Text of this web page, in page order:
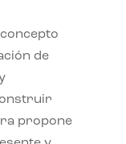
de
propone